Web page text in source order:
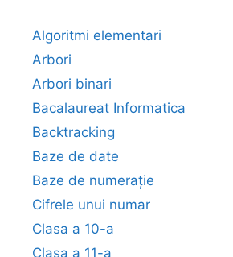
Algoritmi elementari
Arbori
Arbori binari
Bacalaureat Informatica
Backtracking
Baze de date
Baze de numerație
Cifrele unui numar
Clasa a 10-a
Clasa a 11-a